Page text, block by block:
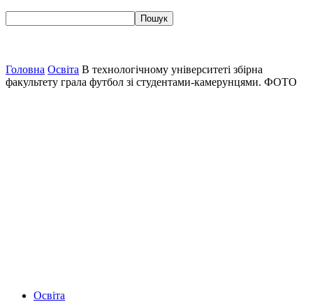
Головна Освіта В технологічному університеті збірна
факультету грала футбол зі студентами-камерунцями. ФОТО
Освіта